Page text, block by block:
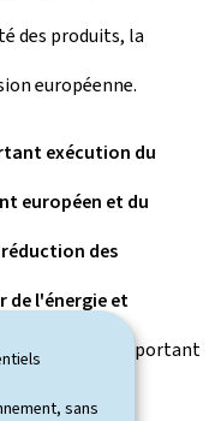
sans
des produits, la
européenne.
exécution du
européen et du
des
de l'énergie et
. Le projet de loi portant
du Parlement